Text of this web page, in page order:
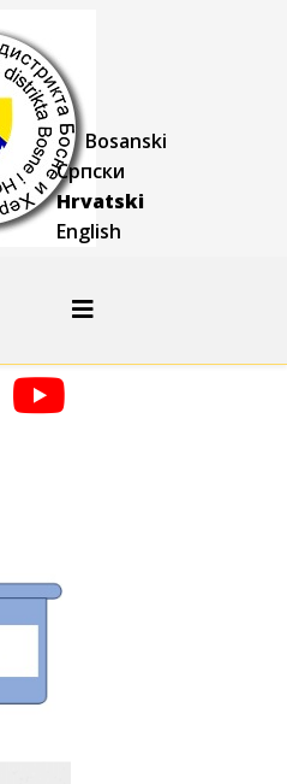
Bosanski
Српски
Hrvatski
English